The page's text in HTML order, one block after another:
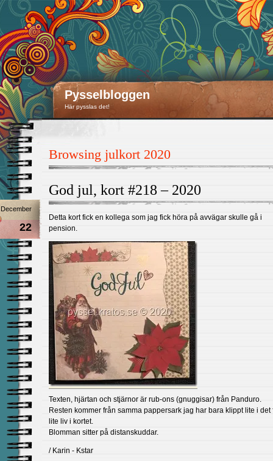
Pysselbloggen
Här pysslas det!
Browsing julkort 2020
God jul, kort #218 – 2020
December
22
Detta kort fick en kollega som jag fick höra på avvägar skulle gå i
pension.
Texten, hjärtan och stjärnor är rub-ons (gnuggisar) från Panduro.
Resten kommer från samma pappersark jag har bara klippt lite i det
lite liv i kortet.
Blomman sitter på distanskuddar.
/ Karin - Kstar